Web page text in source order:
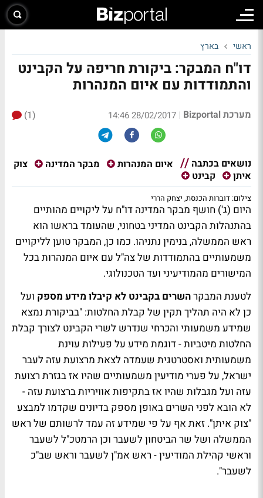
ראשי בארץ
דו"ח המבקר: ביקורת חריפה על הקבינט
והתמודדות עם איום המנהרות
מערכת Bizportal |
28/02/2017 14:46
(1)
נושאים בכתבה איום המנהרות מבקר המדינה
צוק
איתן
קבינט
צילום: דוברות הכנסת, יצחק הררי
היום (ג') חושף מבקר המדינה דו"ח על ליקויים מהותיים
בהתנהלות הקבינט המדיני בטחוני, שהעומד בראשו הוא
ראש הממשלה, בנימין נתניהו. כמו כן, המבקר טוען לליקויים
משמעותיים בהתמודדות של צה"ל עם איום המנהרות בכל
המישורים מהמודיעיני ועד הטכנולוגי.
לטענת המבקרהשרים בקבינט לא קיבלו מידע מספק ועל
כן לא היה תהליך תקין של קבלת החלטות: "בביקורת נמצא
שמידע משמעותי והכרחי שנדרש לשרי הקבינט לצורך קבלת
החלטות מיטביות - דוגמת מידע על פעילות עוינת
משמעותית ואסטרטגית שעמדה לצאת מרצועת עזה לעבר
ישראל, על פערי מודיעין משמעותיים שהיו אז בגזרת רצועת
עזה ועל מגבלות שהיו אז בתקיפות אוויריות ברצועת עזה -
לא הובא לפני השרים באופן מספק בדיונים שקדמו למבצע
"צוק איתן". זאת אף על פי שמידע זה עמד לרשותם של ראש
הממשלה ושל שר הביטחון לשעבר וכן הרמטכ"ל לשעבר
וראשי קהילת המודיעין - ראש אמ"ן לשעבר וראש שב"כ
לשעבר".